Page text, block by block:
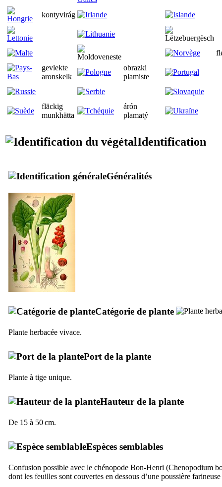
kontyvirág
gevlekte
aronskelk
obrazki
plamiste
fläckig
munkhätta
árón
plamatý
Identification
Généralités
Catégorie de plante
Plante herbacée vivace.
Port de la plante
Plante à tige unique.
Hauteur de la plante
De 15 à 50 cm.
Espèces semblables
Confusion possible avec le chénopode Bon-Henri (Chenopodium
dont les feuilles sont couvertes en dessous d’une poussière